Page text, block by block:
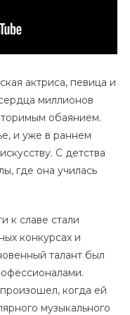
актриса, певица и
миллионов
обаянием.
и уже в раннем
С детства
где она училась
к славе стали
конкурсах и
талант был
когда ей
музыкального